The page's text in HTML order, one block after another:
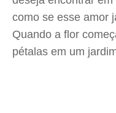
como se esse amor
Quando a flor
pétalas em um